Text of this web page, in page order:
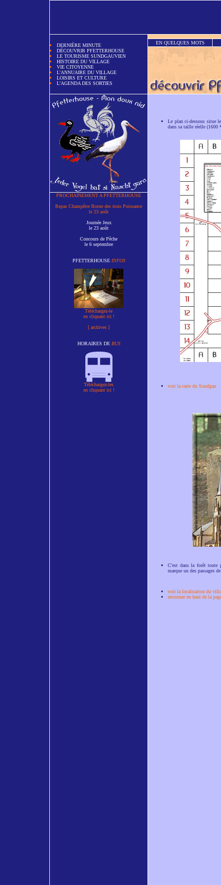
DERNIÈRE MINUTE
DÉCOUVRIR PFETTERHOUSE
LE TOURISME SUNDGAUVIEN
HISTOIRE DU VILLAGE
VIE CITOYENNE
L'ANNUAIRE DU VILLAGE
LOISIRS ET CULTURE
L'AGENDA DES SORTIES
EN QUELQUES MOTS
PROCHAINEMENT A PFETTERHOUSE
Repas Champêtre Borne des trois Puissance
le 23 août
Journée Jeux
le 23 août
Concours de Pêche
le 6 septembre
PFETTERHOUSE INFOS
Téléchargez-le
en cliquant ici !
[ archives ]
HORAIRES DE BUS
Téléchargez-les
en cliquant ici !
Le plan ci-dessous situe
dans sa taille réelle
voir la carte du Sundgau
C'est dans la forêt toute
marque un des passages
voir la localisation du
retourner en haut de la